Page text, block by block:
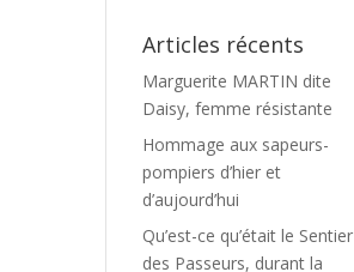
Articles récents
Marguerite MARTIN dite
Daisy, femme résistante
Hommage aux sapeurs-
pompiers d’hier et
d’aujourd’hui
Qu’est-ce qu’était le Sentier
des Passeurs, durant la